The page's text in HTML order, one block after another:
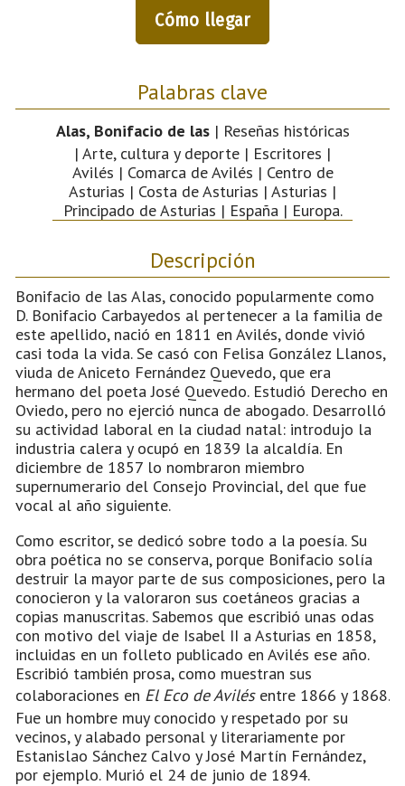
Cómo llegar
Palabras clave
Alas, Bonifacio de las| Reseñas históricas
| Arte, cultura y deporte | Escritores |
Avilés | Comarca de Avilés | Centro de
Asturias | Costa de Asturias | Asturias |
Principado de Asturias | España | Europa.
Descripción
Bonifacio de las Alas, conocido popularmente como
D. Bonifacio Carbayedos al pertenecer a la familia de
este apellido, nació en 1811 en Avilés, donde vivió
casi toda la vida. Se casó con Felisa González Llanos,
viuda de Aniceto Fernández Quevedo, que era
hermano del poeta José Quevedo. Estudió Derecho en
Oviedo, pero no ejerció nunca de abogado. Desarrolló
su actividad laboral en la ciudad natal: introdujo la
industria calera y ocupó en 1839 la alcaldía. En
diciembre de 1857 lo nombraron miembro
supernumerario del Consejo Provincial, del que fue
vocal al año siguiente.
Como escritor, se dedicó sobre todo a la poesía. Su
obra poética no se conserva, porque Bonifacio solía
destruir la mayor parte de sus composiciones, pero la
conocieron y la valoraron sus coetáneos gracias a
copias manuscritas. Sabemos que escribió unas odas
con motivo del viaje de Isabel II a Asturias en 1858,
incluidas en un folleto publicado en Avilés ese año.
Escribió también prosa, como muestran sus
colaboraciones en El Eco de Avilésentre 1866 y 1868.
Fue un hombre muy conocido y respetado por su
vecinos, y alabado personal y literariamente por
Estanislao Sánchez Calvo y José Martín Fernández,
por ejemplo. Murió el 24 de junio de 1894.